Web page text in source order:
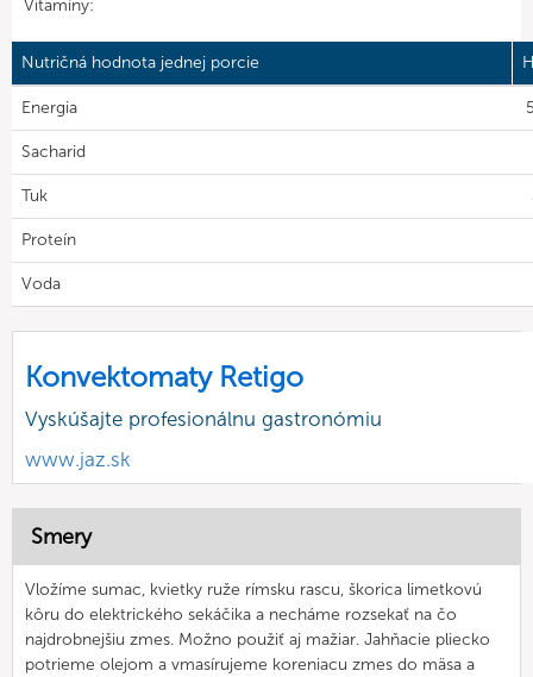
Vitamíny:
Nutričná hodnota jednej porcie
Energia
Sacharid
Tuk
Proteín
Voda
Konvektomaty Retigo
Vyskúšajte profesionálnu gastronómiu
www.jaz.sk
Smery
Vložíme sumac, kvietky ruže rímsku rascu, škorica limetkovú
kôru do elektrického sekáčika a necháme rozsekať na čo
najdrobnejšiu zmes. Možno použiť aj mažiar. Jahňacie pliecko
potrieme olejom a vmasírujeme koreniacu zmes do mäsa a